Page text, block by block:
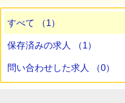
すべて （1）
保存済みの求人 （1）
問い合わせした求人 （0）